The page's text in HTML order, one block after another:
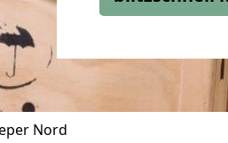
Nord